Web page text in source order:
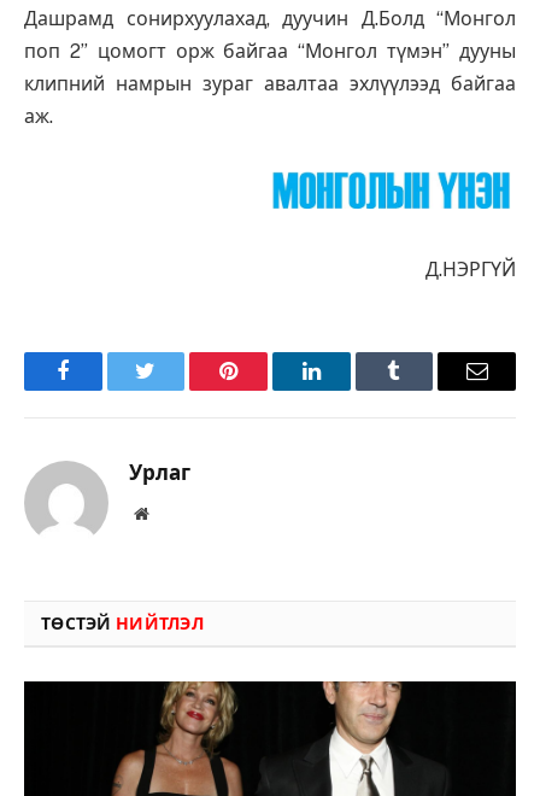
Дашрамд сонирхуулахад, дуучин Д.Болд “Монгол
поп 2” цомогт орж байгаа “Монгол түмэн” дууны
клипний намрын зураг авалтаа эхлүүлээд байгаа
аж.
Д.НЭРГҮЙ
FacebookTwitter Pinterest LinkedInTumblr Имэйл
Урлаг
Вэбсайт
ТӨСТЭЙ НИЙТЛЭЛ